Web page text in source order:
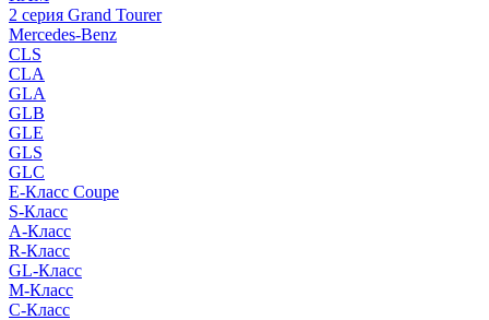
2 серия Grand Tourer
Mercedes-Benz
CLS
CLA
GLA
GLB
GLE
GLS
GLC
E-Класс Coupe
S-Класс
A-Класс
R-Класс
GL-Класс
M-Класс
C-Класс